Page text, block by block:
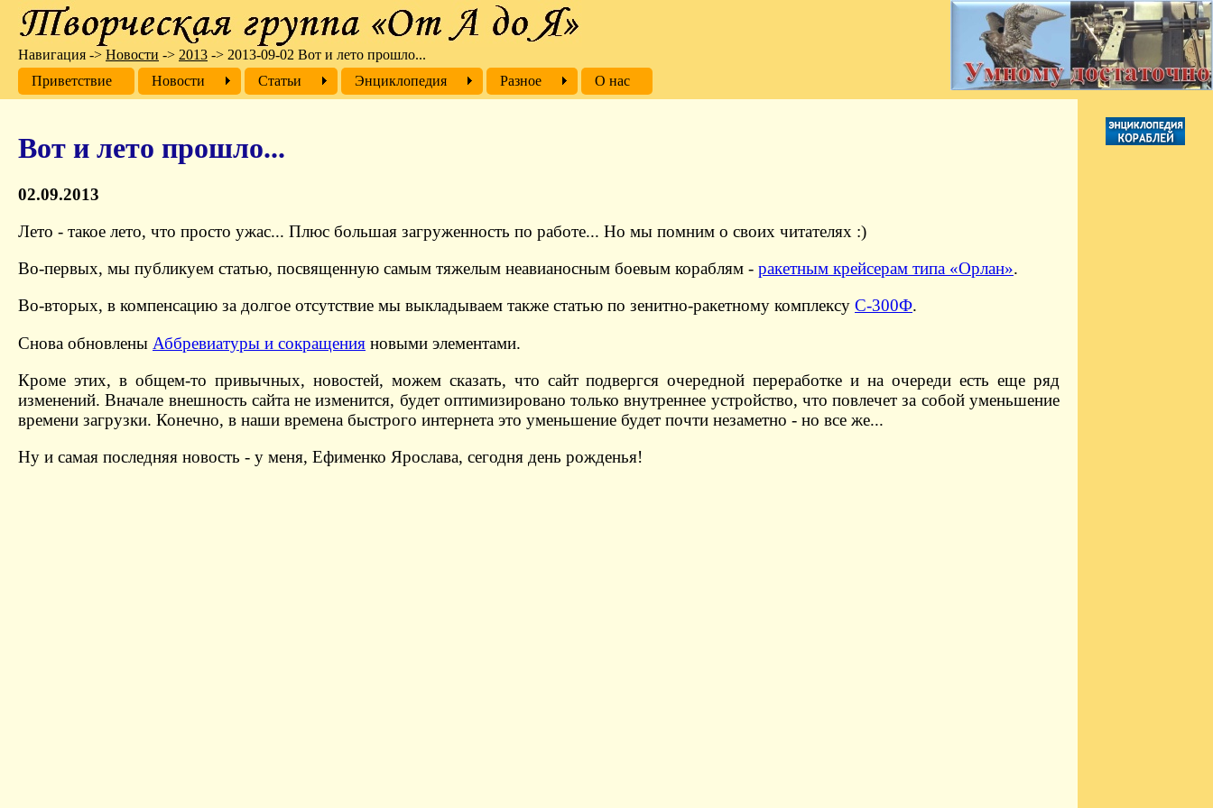
Вот и лето прошло...
02.09.2013
Лето - такое лето, что просто ужас... Плюс большая загруженность по работе... Но мы помним о своих читателях :)
Во-первых, мы публикуем статью, посвященную самым тяжелым неавианосным боевым кораблям - ракетным крейсерам типа «Орлан».
Во-вторых, в компенсацию за долгое отсутствие мы выкладываем также статью по зенитно-ракетному комплексу С-300Ф.
Снова обновлены Аббревиатуры и сокращения новыми элементами.
Кроме этих, в общем-то привычных, новостей, можем сказать, что сайт подвергся очередной переработке и на очереди есть еще ряд
изменений. Вначале внешность сайта не изменится, будет оптимизировано только внутреннее устройство, что повлечет за собой уменьшение
времени загрузки. Конечно, в наши времена быстрого интернета это уменьшение будет почти незаметно - но все же...
Ну и самая последняя новость - у меня, Ефименко Ярослава, сегодня день рожденья!
Навигация -> Новости -> 2013 -> 2013-09-02 Вот и лето прошло...
Приветствие
Новости Cтатьи Энциклопедия Разное О нас